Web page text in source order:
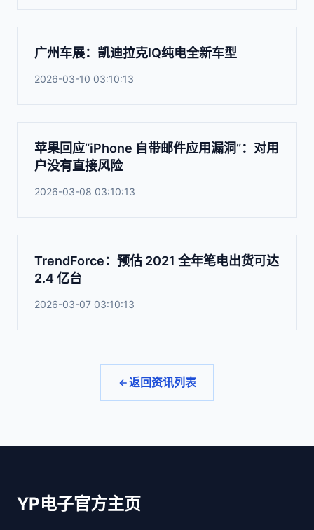
广州车展：凯迪拉克IQ纯电全新车型
2026-03-10 03:10:13
苹果回应“iPhone 自带邮件应用漏洞”：对用
户没有直接风险
2026-03-08 03:10:13
TrendForce：预估 2021 全年笔电出货可达
2.4 亿台
2026-03-07 03:10:13
返回资讯列表
YP电子官方主页